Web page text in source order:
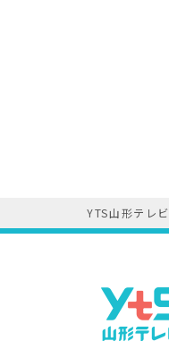
YTS山形テレビ